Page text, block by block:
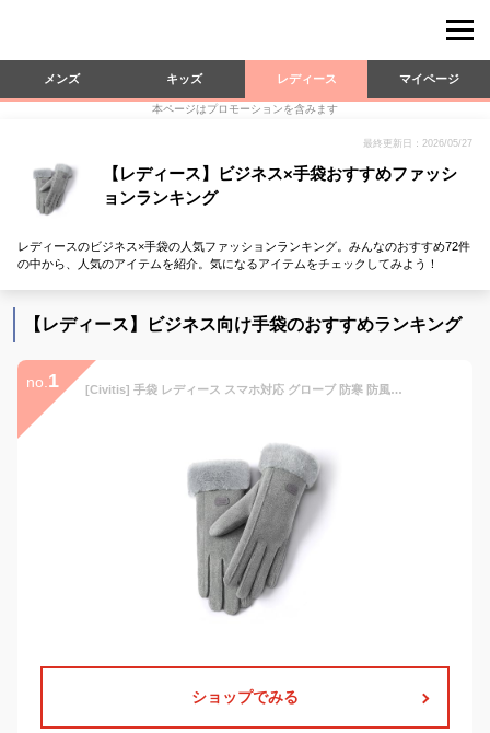
メンズ キッズ レディース マイページ
本ページはプロモーションを含みます
最終更新日：2026/05/27
【レディース】ビジネス×手袋おすすめファッシ
ョンランキング
レディースのビジネス×手袋の人気ファッションランキング。みんなのおすすめ72件
の中から、人気のアイテムを紹介。気になるアイテムをチェックしてみよう！
【レディース】ビジネス向け手袋のおすすめランキング
no. 1 [Civitis] 手袋 レディース スマホ対応 グローブ 防寒 防風 保温グローブ 裏起毛 ボア 手袋 女性用【360度防寒保温・厚裏起毛38℃恒温】 もこもこ モコモコ 手首 ファー ふわふわ 暖かい 裏起毛 グローブ 上質な肌触り クリスマスプレゼント 母親 誕生日プレゼント 保温 自転車 通勤 通学 旅行 秋 冬小物-グレーA
ショップでみる